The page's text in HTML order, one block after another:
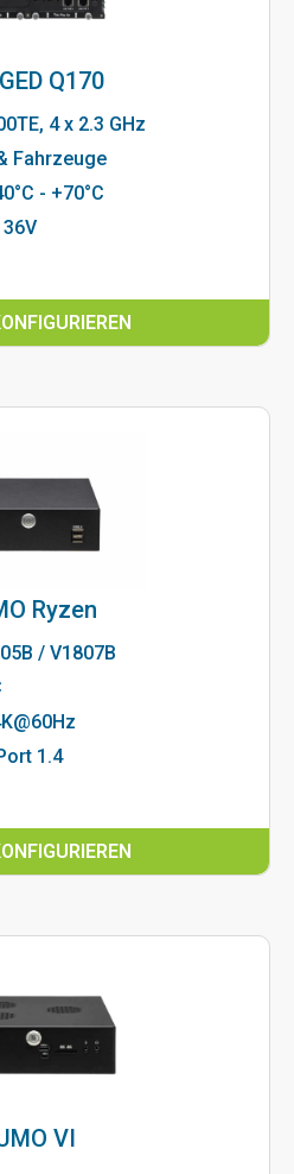
Q170
4 x 2.3 GHz
Fahrzeuge
- +70°C
Ryzen
/ V1807B
1.4
VI